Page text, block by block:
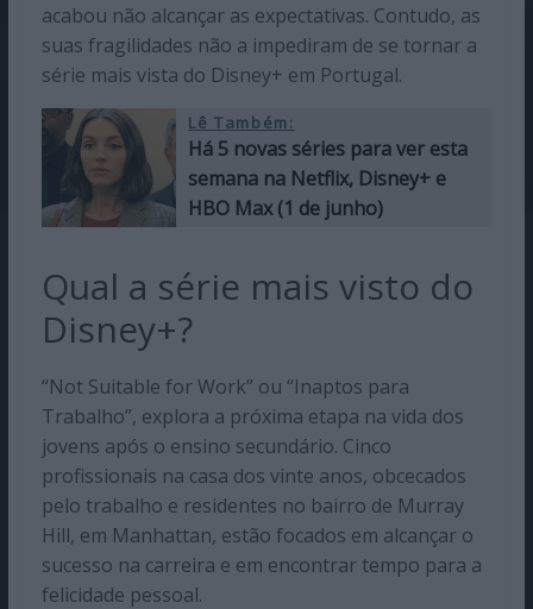
acabou não alcançar as expectativas. Contudo, as
suas fragilidades não a impediram de se tornar a
série mais vista do Disney+ em Portugal.
Lê Também:
Há 5 novas séries para ver esta
semana na Netflix, Disney+ e
HBO Max (1 de junho)
Qual a série mais visto do
Disney+?
“Not Suitable for Work” ou “Inaptos para
Trabalho”, explora a próxima etapa na vida dos
jovens após o ensino secundário. Cinco
profissionais na casa dos vinte anos, obcecados
pelo trabalho e residentes no bairro de Murray
Hill, em Manhattan, estão focados em alcançar o
sucesso na carreira e em encontrar tempo para a
felicidade pessoal.